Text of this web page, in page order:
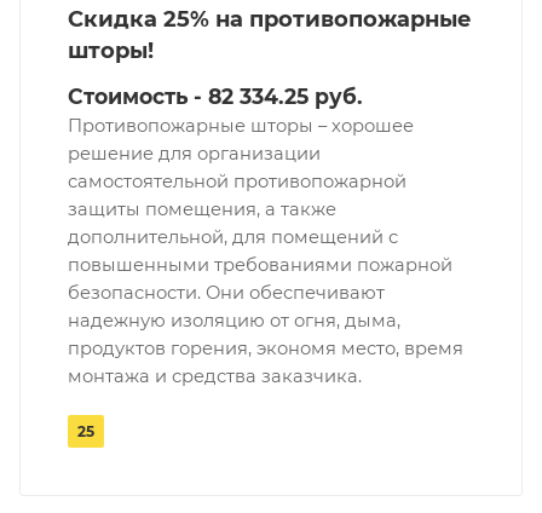
Скидка 25% на противопожарные
шторы!
Стоимость - 82 334.25 руб.
Противопожарные шторы – хорошее
решение для организации
самостоятельной противопожарной
защиты помещения, а также
дополнительной, для помещений с
повышенными требованиями пожарной
безопасности. Они обеспечивают
надежную изоляцию от огня, дыма,
продуктов горения, экономя место, время
монтажа и средства заказчика.
25